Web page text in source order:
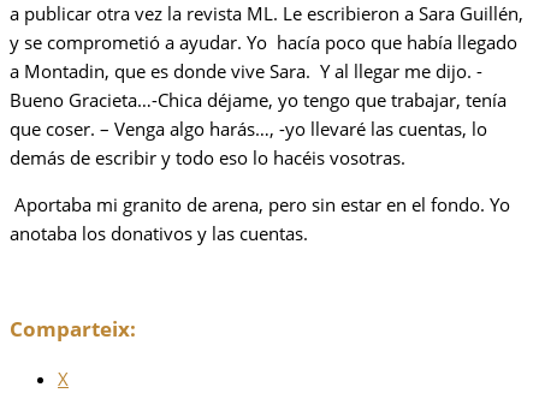
a publicar otra vez la revista ML. Le escribieron a Sara Guillén,
y se comprometió a ayudar. Yo hacía poco que había llegado
a Montadin, que es donde vive Sara. Y al llegar me dijo. -
Bueno Gracieta…-Chica déjame, yo tengo que trabajar, tenía
que coser. – Venga algo harás…, -yo llevaré las cuentas, lo
demás de escribir y todo eso lo hacéis vosotras.
Aportaba mi granito de arena, pero sin estar en el fondo. Yo
anotaba los donativos y las cuentas.
Comparteix:
X